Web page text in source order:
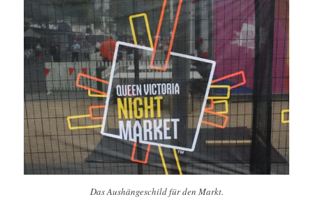
Das Aushängeschild für den Markt.